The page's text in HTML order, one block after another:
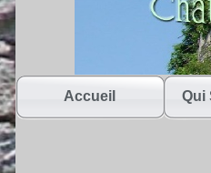
Accueil Qui